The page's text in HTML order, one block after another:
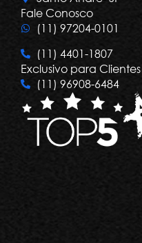
Fale Conosco
(11) 97204-0101
(11) 4401-1807
Exclusivo para
(11) 96908-6484